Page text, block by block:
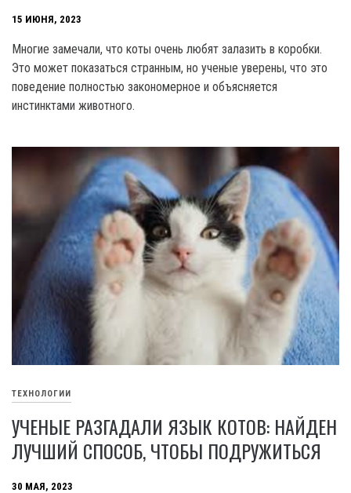
15 ИЮНЯ, 2023
Многие замечали, что коты очень любят залазить в коробки.
Это может показаться странным, но ученые уверены, что это
поведение полностью закономерное и объясняется
инстинктами животного.
ТЕХНОЛОГИИ
УЧЕНЫЕ РАЗГАДАЛИ ЯЗЫК КОТОВ: НАЙДЕН
ЛУЧШИЙ СПОСОБ, ЧТОБЫ ПОДРУЖИТЬСЯ
30 МАЯ, 2023